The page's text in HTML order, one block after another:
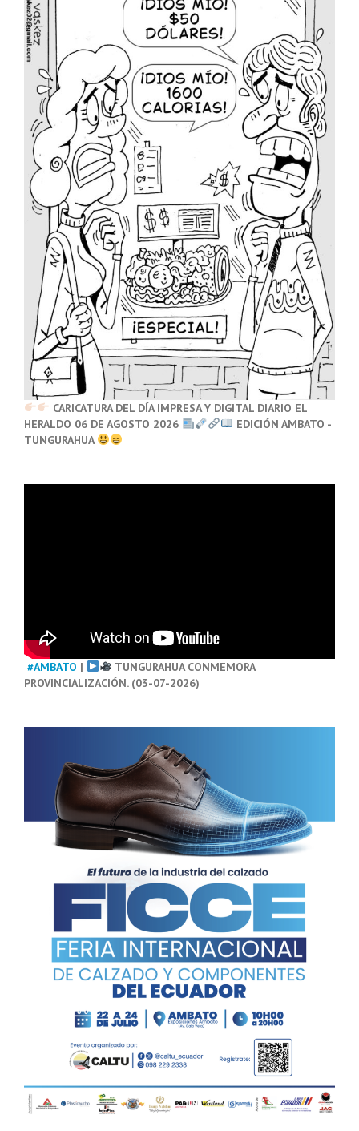
CARICATURA DEL DÍA IMPRESA Y DIGITAL DIARIO EL
HERALDO 06 DE AGOSTO 2026
EDICIÓN AMBATO -
TUNGURAHUA
#AMBATO |
TUNGURAHUA CONMEMORA
PROVINCIALIZACIÓN. (03-07-2026)